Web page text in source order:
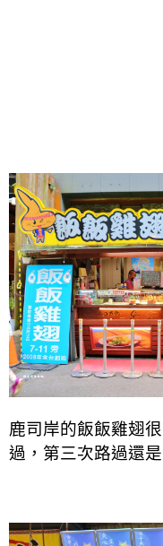
鹿司岸的飯飯雞翅
過，第三次路過還